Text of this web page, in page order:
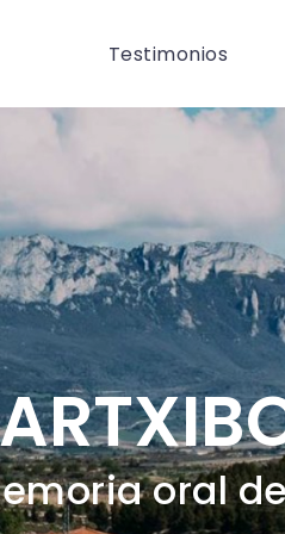
Testimonios
oral